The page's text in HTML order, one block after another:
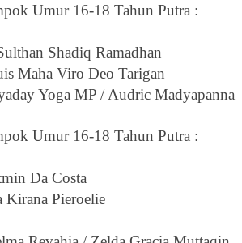
Umur 16-18 Tahun Putra :
Shadiq Ramadhan
Maha Viro Deo Tarigan
Yoga MP / Audric Madyapanna
Umur 16-18 Tahun Putra :
Da Costa
Kirana Pieroelie